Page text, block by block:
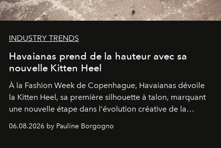
INDUSTRY TRENDS
Havaianas prend de la hauteur avec sa
nouvelle Kitten Heel
À la Fashion Week de Copenhague, Havaianas dévoile
la Kitten Heel, sa première silhouette à talon, marquant
une nouvelle étape dans l'évolution créative de la
06.08.2026 by Pauline Borgogno